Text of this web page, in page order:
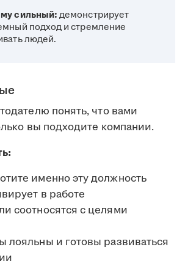
сильный:демонстрирует
подход и стремление
людей.
понять, что вами
вы подходите компании.
именно эту должность
в работе
соотносятся с целями
лояльны и готовы развиваться